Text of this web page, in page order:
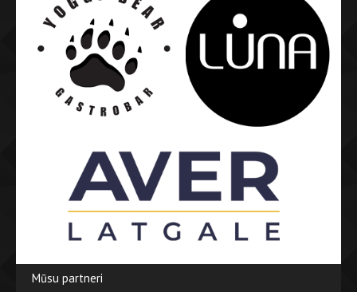
Mūsu partneri